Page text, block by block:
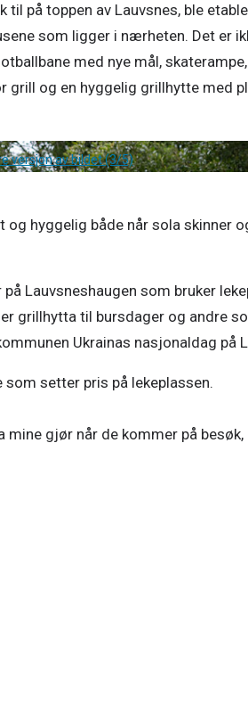
til på toppen av Lauvsnes, ble
som ligger i nærheten. Det er
med nye mål,
versjon av bildet (3/5)
og hyggelig både når sola skinner
Lauvsneshaugen som bruker
grillhytta til bursdager og andre
Ukrainas nasjonaldag på
setter pris på lekeplassen.
gjør når de kommer på